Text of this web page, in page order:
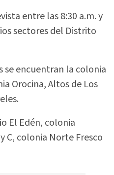
entre las 8:30 a.m. y
sectores del Distrito
se encuentran la colonia
Orocina, Altos de Los
El Edén, colonia
C, colonia Norte Fresco